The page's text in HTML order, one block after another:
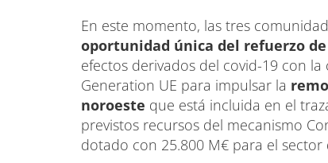
En este momento, las tres
oportunidad única del refuerzo
efectos derivados del covid-19 con
Generation UE para impulsar la
noroeste que está incluida en el
previstos recursos del mecanismo
dotado con 25.800 M€ para el